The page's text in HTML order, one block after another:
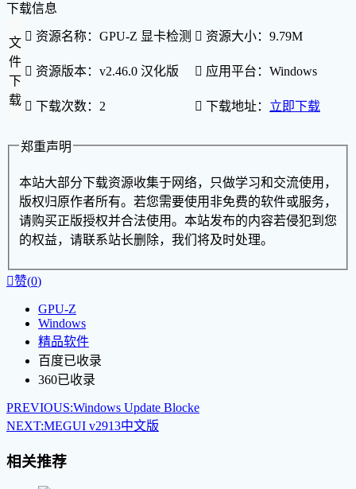
下载信息
文
件
下
载
 资源名称：GPU-Z 显卡检测  资源大小：9.79M
 资源版本：v2.46.0 汉化版  应用平台：Windows
 下载次数：2  下载地址： 立即下载
郑重声明
本站大部分下载资源收集于网络，只做学习和交流使用，
版权归原作者所有。若您需要使用非免费的软件或服务，
请购买正版授权并合法使用。本站发布的内容若侵犯到您
的权益，请联系站长删除，我们将及时处理。
赞(0)
GPU-Z
Windows
精品软件
百度已收录
360已收录
PREVIOUS:Windows Update Blocke
NEXT:MEGUI v2913中文版
相关推荐